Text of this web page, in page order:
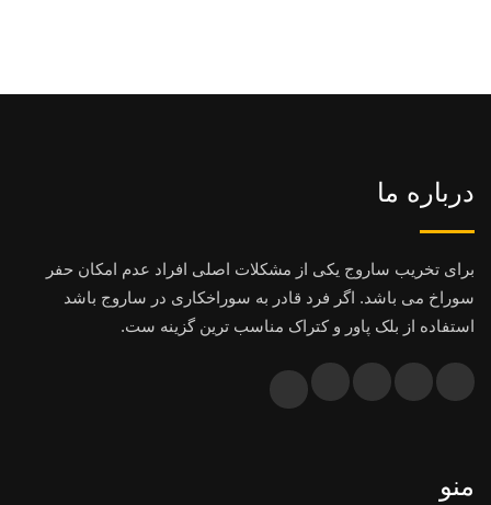
درباره ما
برای تخریب ساروج یکی از مشکلات اصلی افراد عدم امکان حفر
سوراخ می باشد. اگر فرد قادر به سوراخکاری در ساروج باشد
استفاده از بلک پاور و کتراک مناسب ترین گزینه ست.
منو